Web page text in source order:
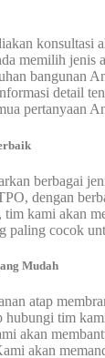
konsultasi
memilih jenis
bangunan
detail
pertanyaan
berbagai
dengan
tim kami akan
paling cocok
Mudah
atap
hubungi tim
akan
akan